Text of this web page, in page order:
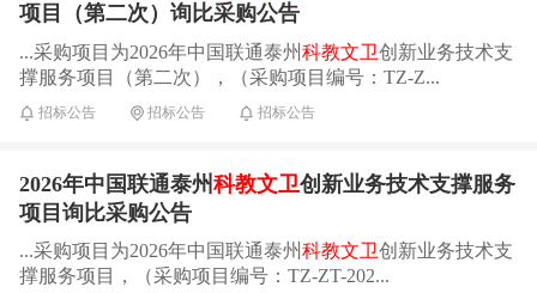
项目（第二次）询比采购公告
...采购项目为2026年中国联通泰州科教文卫创新业务技术支
撑服务项目（第二次），（采购项目编号：TZ-Z...
招标公告 招标公告 招标公告
2026年中国联通泰州科教文卫创新业务技术支撑服务
项目询比采购公告
...采购项目为2026年中国联通泰州科教文卫创新业务技术支
撑服务项目，（采购项目编号：TZ-ZT-202...